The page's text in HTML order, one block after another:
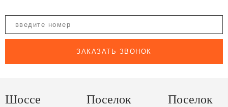
ЗАКАЗАТЬ ЗВОНОК
Шоссе Поселок Поселок